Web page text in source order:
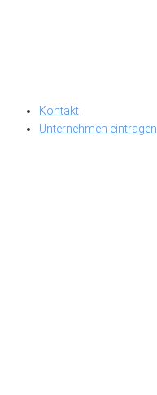
Kontakt
Unternehmen eintragen